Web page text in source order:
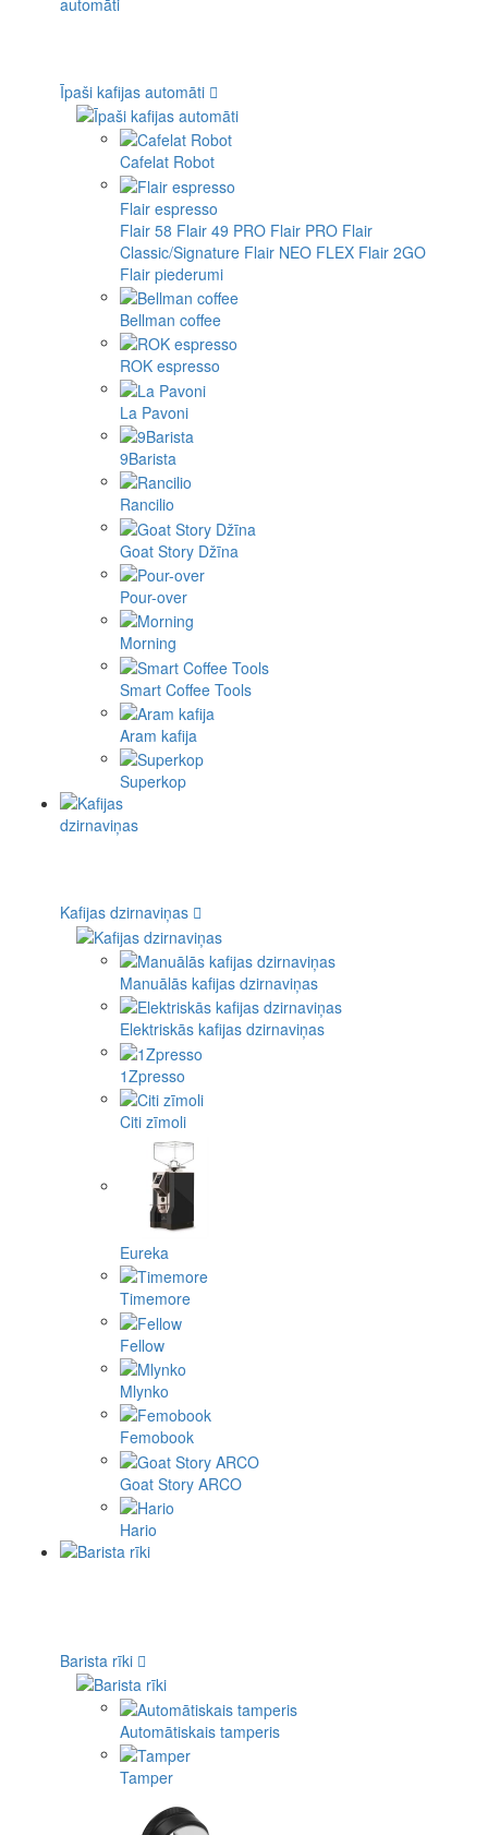
Īpaši kafijas automāti
Cafelat Robot
Flair espresso
Flair 58 Flair 49 PRO Flair PRO Flair
Classic/Signature Flair NEO FLEX Flair 2GO
Flair piederumi
Bellman coffee
ROK espresso
La Pavoni
9Barista
Rancilio
Goat Story Džīna
Pour-over
Morning
Smart Coffee Tools
Aram kafija
Superkop
Kafijas dzirnaviņas
Manuālās kafijas dzirnaviņas
Elektriskās kafijas dzirnaviņas
1Zpresso
Citi zīmoli
Eureka
Timemore
Fellow
Mlynko
Femobook
Goat Story ARCO
Hario
Barista rīki
Automātiskais tamperis
Tamper